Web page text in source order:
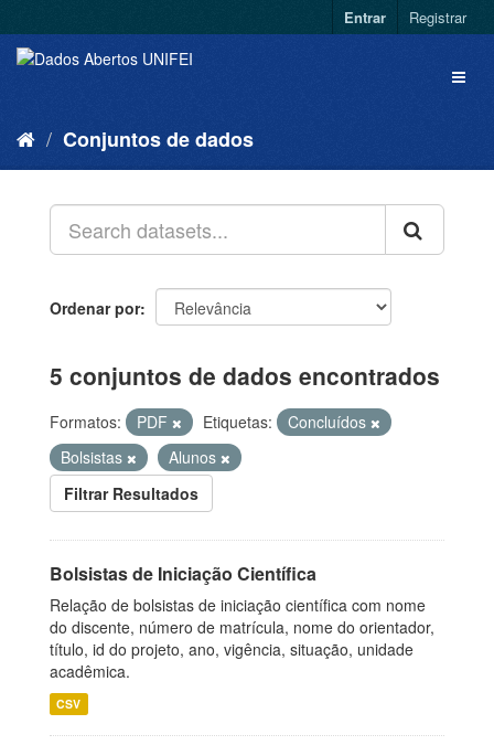
Entrar Registrar
Conjuntos de dados
Ordenar por
5 conjuntos de dados encontrados
Formatos: PDF Etiquetas:
Concluídos
Bolsistas
Alunos
Filtrar Resultados
Bolsistas de Iniciação Científica
Relação de bolsistas de iniciação científica com nome
do discente, número de matrícula, nome do orientador,
título, id do projeto, ano, vigência, situação, unidade
acadêmica.
CSV